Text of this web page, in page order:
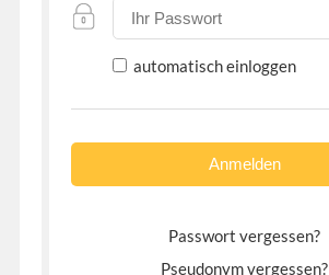
automatisch einloggen
Passwort vergessen?
Pseudonym vergessen?